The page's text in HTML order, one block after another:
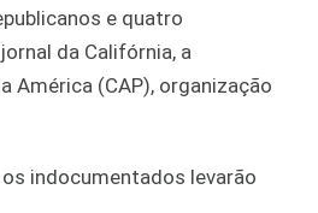
e quatro
da Califórnia, a
América (CAP), organização
indocumentados levarão